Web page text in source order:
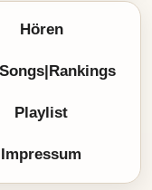
Hören
Playlist
Impressum